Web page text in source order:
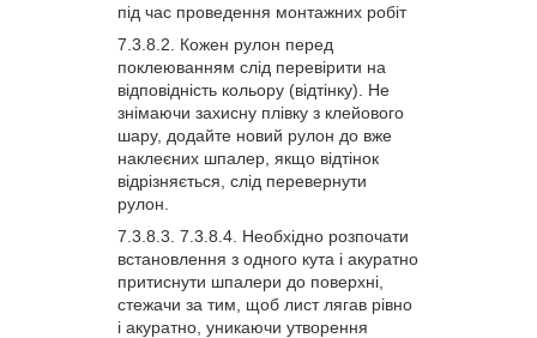
під час проведення монтажних робіт
Кожен рулон перед
поклеюванням слід перевірити на
відповідність кольору (відтінку). Не
знімаючи захисну плівку з клейового
шару, додайте новий рулон до вже
наклеєних шпалер, якщо відтінок
відрізняється, слід перевернути
рулон.
Необхідно розпочати
встановлення з одного кута і акуратно
притиснути шпалери до поверхні,
стежачи за тим, щоб лист лягав рівно
і акуратно, уникаючи утворення